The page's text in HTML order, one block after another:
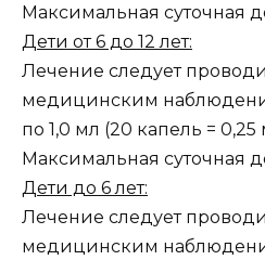
Максимальная суточная
Дети от 6 до 12 лет:
Лечение следует
медицинским
по 1,0 мл (20 капель = 0,25
Максимальная суточная
Дети до 6 лет:
Лечение следует
медицинским